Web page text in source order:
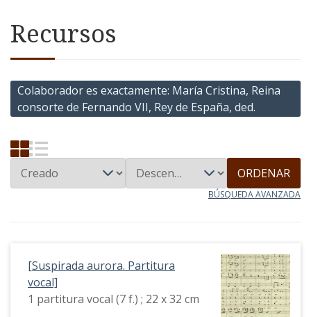
Recursos
Colaborador es exactamente María Cristina, Reina
consorte de Fernando VII, Rey de España, ded.
ORDENAR
BÚSQUEDA AVANZADA
[Suspirada aurora. Partitura
vocal]
1 partitura vocal (7 f.) ; 22 x 32 cm